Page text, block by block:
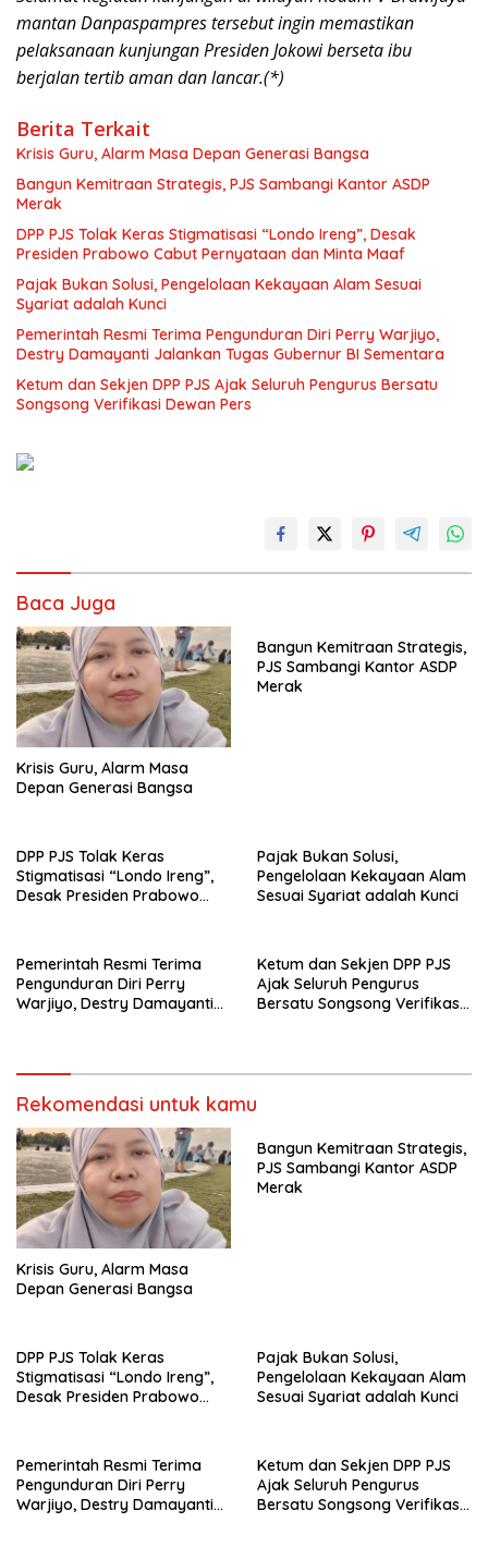
mantan Danpaspampres tersebut ingin memastikan
pelaksanaan kunjungan Presiden Jokowi berseta ibu
berjalan tertib aman dan lancar.(*)
Berita Terkait
Krisis Guru, Alarm Masa Depan Generasi Bangsa
Bangun Kemitraan Strategis, PJS Sambangi Kantor ASDP
Merak
DPP PJS Tolak Keras Stigmatisasi “Londo Ireng”, Desak
Presiden Prabowo Cabut Pernyataan dan Minta Maaf
Pajak Bukan Solusi, Pengelolaan Kekayaan Alam Sesuai
Syariat adalah Kunci
Pemerintah Resmi Terima Pengunduran Diri Perry Warjiyo,
Destry Damayanti Jalankan Tugas Gubernur BI Sementara
Ketum dan Sekjen DPP PJS Ajak Seluruh Pengurus Bersatu
Songsong Verifikasi Dewan Pers
Baca Juga
Krisis Guru, Alarm Masa
Depan Generasi Bangsa
Bangun Kemitraan Strategis,
PJS Sambangi Kantor ASDP
Merak
DPP PJS Tolak Keras
Stigmatisasi “Londo Ireng”,
Desak Presiden Prabowo
Pajak Bukan Solusi,
Pengelolaan Kekayaan Alam
Sesuai Syariat adalah Kunci
Pemerintah Resmi Terima
Pengunduran Diri Perry
Warjiyo, Destry Damayanti
Ketum dan Sekjen DPP PJS
Ajak Seluruh Pengurus
Bersatu Songsong Verifikasi
Rekomendasi untuk kamu
Krisis Guru, Alarm Masa
Depan Generasi Bangsa
Bangun Kemitraan Strategis,
PJS Sambangi Kantor ASDP
Merak
DPP PJS Tolak Keras
Stigmatisasi “Londo Ireng”,
Desak Presiden Prabowo
Pajak Bukan Solusi,
Pengelolaan Kekayaan Alam
Sesuai Syariat adalah Kunci
Pemerintah Resmi Terima
Pengunduran Diri Perry
Warjiyo, Destry Damayanti
Ketum dan Sekjen DPP PJS
Ajak Seluruh Pengurus
Bersatu Songsong Verifikasi